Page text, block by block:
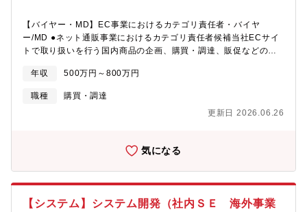
【バイヤー・MD】EC事業におけるカテゴリ責任者・バイヤ
ー/MD ●ネット通販事業におけるカテゴリ責任者候補当社ECサイ
トで取り扱いを行う国内商品の企画、購買・調達、販促などの一
より魅力的なネット通販サイトにするために日本そして世界から
魅力的な商品を開拓、発掘していただき、「プラザセレクト」と
してお客様へご提案していきます。・サプライヤー開拓・展示会
での取り扱い商品の開拓、開発・MD（マーチャンダイジング）・
す。【人材イメージ】・自分の探した商品を世に送り出し、ヒッ
を増やしたいと考える方・弊社ＥＣサイトの競争力を高めていく
関心があり、変化に対して柔軟に対応できる方・チャレンジ精神
年収 500万円～800万円
職種
購買・調達
更新日 2026.06.26
気になる
【システム】システム開発（社内ＳＥ 海外事業